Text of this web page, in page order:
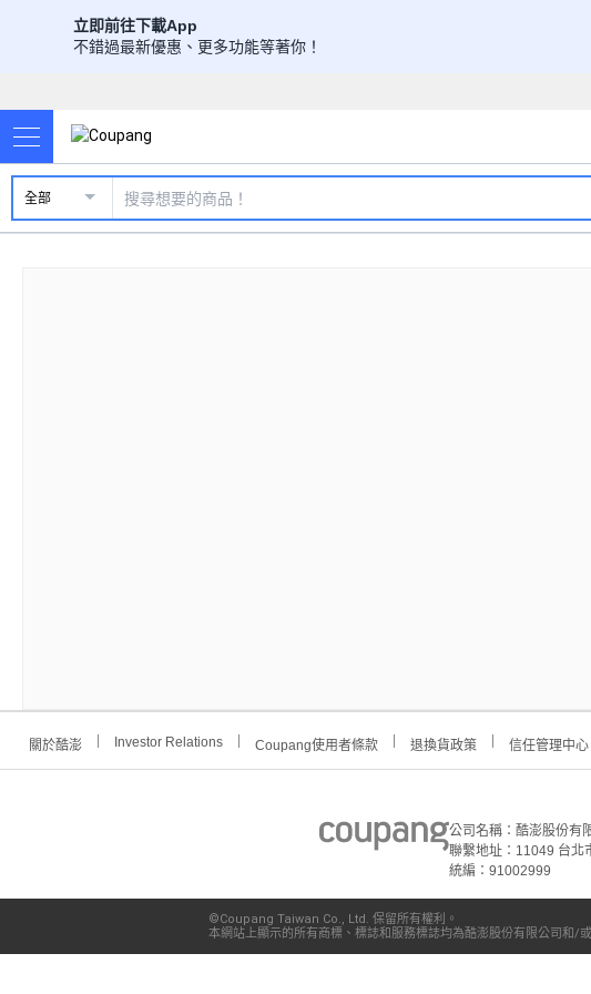
立即前往下載App
不錯過最新優惠、更多功能等著你！
全部
關於酷澎 Investor Relations Coupang使用者條款 退換貨政策 信任管理中心
公司名稱：酷澎股份有
聯繫地址：11049 台北
統編：91002999
©Coupang Taiwan Co., Ltd. 保留所有權利。
本網站上顯示的所有商標、標誌和服務標誌均為酷澎股份有限公司和/